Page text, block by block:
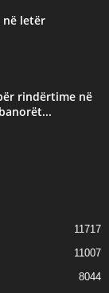
letër
rindërtime në
11717
11007
8044